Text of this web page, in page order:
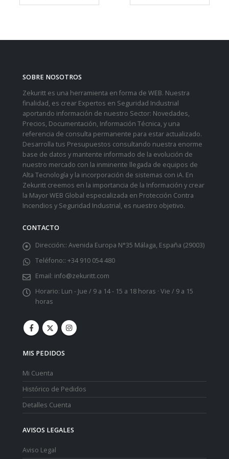
SOBRE NOSOTROS
Zekuritt es una herramienta en forma de WEB. Nuestra
finalidad, es crear Expertos en Seguridad Industrial
aportando información de nuestro Sector: Novedades,
Precios, Documentación, Información Técnica, y una
referencia de consulta permanente para estar actualizado.
Desarrolla tus Presupuestos consultando nuestra enorme
base de datos y mantente informado de la evolución de
nuestro mercado con la inminente llegada de equipos de
Alta Tecnología y la incorporación de sistemas con iA. En
Zekuritt creemos en la importancia de la Información y crear
la Mayor WEB Global especializada en Protección Contra
Incendios y Seguridad Industrial, es nuestro objetivo.
CONTACTO
Dirección:: Avenida Europa N°35 Málaga, España (29003)
Teléfono:: +34 910 054 480
Email: info@zekuritt.com
Horario: Lun - Jue / 9 a 14 - 15 a 18 horas · Vie / 9 a 15
horas
MIS PEDIDOS
Mi Cuenta
Histórico de Pedidos
Detalles Cuenta
AVISOS LEGALES
Aviso Legal